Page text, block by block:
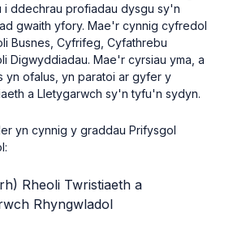
i ddechrau profiadau dysgu sy'n
gwaith yfory. Mae'r cynnig cyfredol
Busnes, Cyfrifeg, Cyfathrebu
Digwyddiadau. Mae'r cyrsiau yma, a
yn ofalus, yn paratoi ar gyfer y
a Lletygarwch sy'n tyfu'n sydyn.
yn cynnig y graddau Prifysgol
Rheoli Twristiaeth a
Rhyngwladol